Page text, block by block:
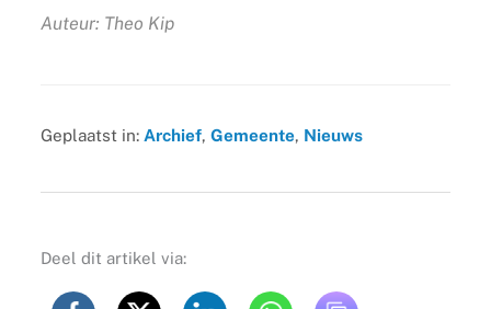
Auteur: Theo Kip
Geplaatst in: Archief, Gemeente, Nieuws
Deel dit artikel via: